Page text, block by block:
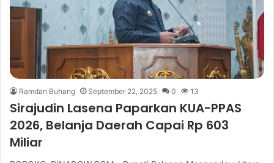
Ramdan Buhang September 22, 2025 0 13
Sirajudin Lasena Paparkan KUA-PPAS
2026, Belanja Daerah Capai Rp 603
Miliar